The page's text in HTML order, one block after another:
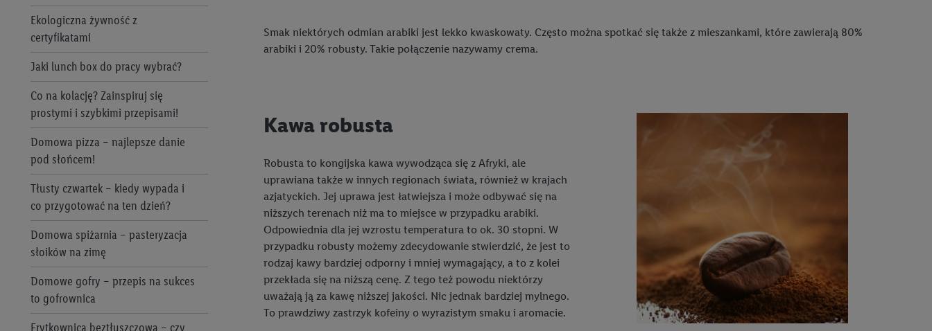
Piratki
Produkty roślinne
Pure Taste
Saguaro
Solevita
W5
Crivit
esmara®
Livarno Home
Termorobot MC Smart
PARKSIDE®
Jaki odkurzacz kupić?
Mopy do mycia podłóg – co
wybrać?
Jaki robot sprzątający sprawdzi się
w Twoim domu?
Organizacja szafek w kuchni – zrób
to na medal!
Metamorfoza sypialni małym
kosztem
Sypialnie – inspiracje, jak urządzić
idealne wnętrze
Metamorfoza łazienki bez remontu
Domowe biuro
Home staging – kurs na owocną
Bezpieczna obsługa dużych
urządzeń
Wiercenie w ścianie i suficie –
podstawowe informacje, porady i
instrukcje
Wiertarka, wkrętarka czy
wiertarkowkrętarka - co wybrać?
Elektronarzędzia do zadań
specjalnych: beton, kamień,
drewno
Rodzaje szlifowania, typy szlifierek
i ich zastosowania
5 wskazówek, jak używać pilarki
elektrycznej i wyrzynarki
Obowiązkowe wyposażenie
Ekologiczna żywność z
certyfikatami
Jaki lunch box do pracy wybrać?
Co na kolację? Zainspiruj się
prostymi i szybkimi przepisami!
Domowa pizza – najlepsze danie
pod słońcem!
Tłusty czwartek – kiedy wypada i
co przygotować na ten dzień?
Domowa spiżarnia – pasteryzacja
słoików na zimę
Domowe gofry – przepis na sukces
to gofrownica
Frytkownica beztłuszczowa – czy
Smak niektórych odmian arabiki jest lekko kwaskowaty. Często można spotkać się także z mieszankami, które zawierają 80%
arabiki i 20% robusty. Takie połączenie nazywamy crema.
Kawa robusta
Robusta to kongijska kawa wywodząca się z Afryki, ale
uprawiana także w innych regionach świata, również w krajach
azjatyckich. Jej uprawa jest łatwiejsza i może odbywać się na
niższych terenach niż ma to miejsce w przypadku arabiki.
Odpowiednia dla jej wzrostu temperatura to ok. 30 stopni. W
przypadku robusty możemy zdecydowanie stwierdzić, że jest to
rodzaj kawy bardziej odporny i mniej wymagający, a to z kolei
przekłada się na niższą cenę. Z tego też powodu niektórzy
uważają ją za kawę niższej jakości. Nic jednak bardziej mylnego.
To prawdziwy zastrzyk kofeiny o wyrazistym smaku i aromacie.